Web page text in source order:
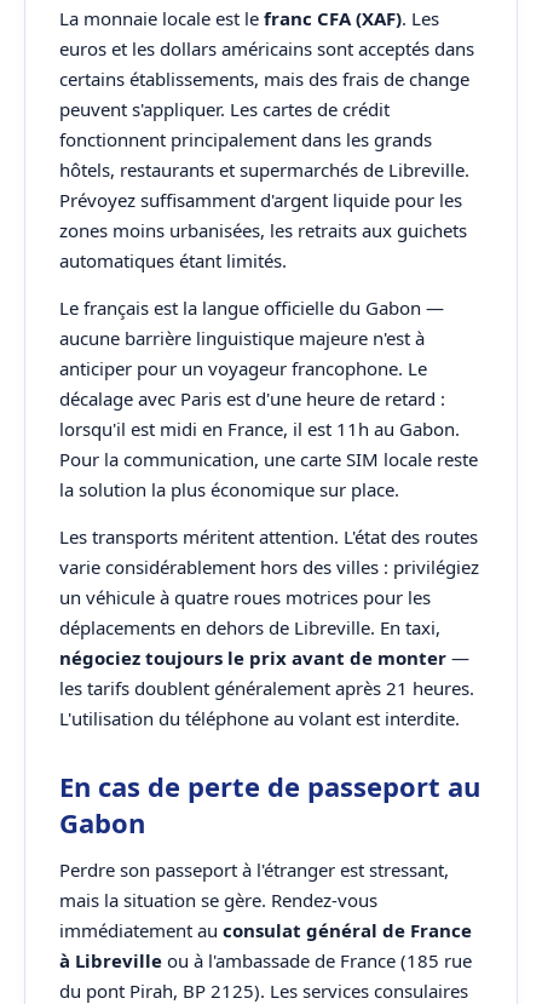
La monnaie locale est le franc CFA (XAF). Les
euros et les dollars américains sont acceptés dans
certains établissements, mais des frais de change
peuvent s'appliquer. Les cartes de crédit
fonctionnent principalement dans les grands
hôtels, restaurants et supermarchés de Libreville.
Prévoyez suffisamment d'argent liquide pour les
zones moins urbanisées, les retraits aux guichets
automatiques étant limités.
Le français est la langue officielle du Gabon —
aucune barrière linguistique majeure n'est à
anticiper pour un voyageur francophone. Le
décalage avec Paris est d'une heure de retard :
lorsqu'il est midi en France, il est 11h au Gabon.
Pour la communication, une carte SIM locale reste
la solution la plus économique sur place.
Les transports méritent attention. L'état des routes
varie considérablement hors des villes : privilégiez
un véhicule à quatre roues motrices pour les
déplacements en dehors de Libreville. En taxi,
négociez toujours le prix avant de monter —
les tarifs doublent généralement après 21 heures.
L'utilisation du téléphone au volant est interdite.
En cas de perte de passeport au
Gabon
Perdre son passeport à l'étranger est stressant,
mais la situation se gère. Rendez-vous
immédiatement au consulat général de France
à Libreville ou à l'ambassade de France (185 rue
du pont Pirah, BP 2125). Les services consulaires